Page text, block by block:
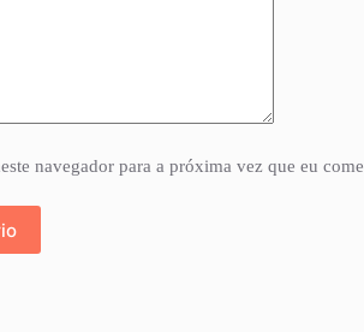
navegador para a próxima vez que eu